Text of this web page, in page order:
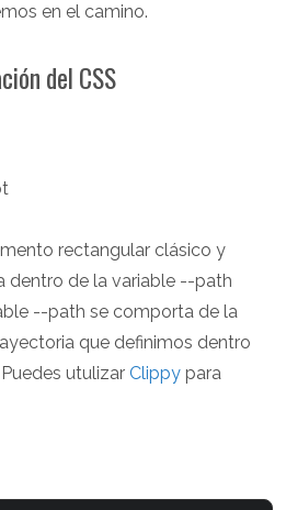
en el camino.
del CSS
rectangular clásico y
dentro de la variable --path
--path se comporta de la
que definimos dentro
utulizar Clippy para